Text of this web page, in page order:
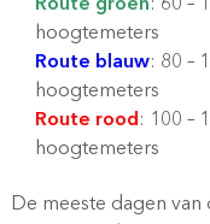
Route groen: 60 –
hoogtemeters
Route blauw: 80 –
hoogtemeters
Route rood : 100 –
hoogtemeters
De meeste dagen van